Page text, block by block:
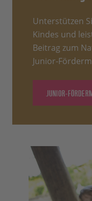
Unterstützen
Kindes und
Beitrag zum
Junior-
JUNIOR-